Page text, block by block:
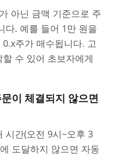
아닌 금액 기준으로 주
다. 예를 들어 1만 원을
주가 매수됩니다. 고
수 있어 초보자에게
이 체결되지 않으면
시간(오전 9시~오후 3
도달하지 않으면 자동